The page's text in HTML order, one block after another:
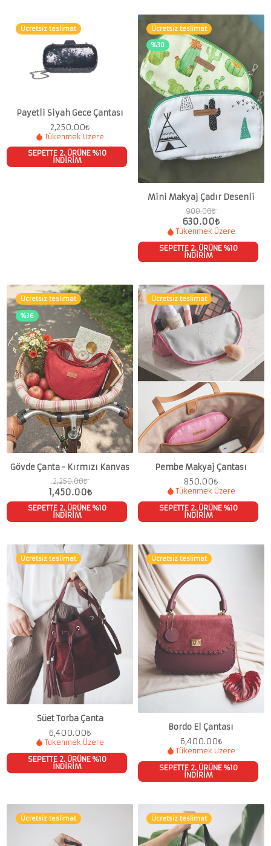
Ücretsiz teslimat
Payetli Siyah Gece Çantası
2,250.00₺
Tükenmek Üzere
SEPETTE 2. ÜRÜNE %10
İNDİRİM
Ücretsiz teslimat
%30
Mini Makyaj Çadır Desenli
900.00₺
630.00₺
Tükenmek Üzere
SEPETTE 2. ÜRÜNE %10
İNDİRİM
Ücretsiz teslimat
%36
Gövde Çanta - Kırmızı Kanvas
2,250.00₺
1,450.00₺
SEPETTE 2. ÜRÜNE %10
İNDİRİM
Ücretsiz teslimat
Pembe Makyaj Çantası
850.00₺
Tükenmek Üzere
SEPETTE 2. ÜRÜNE %10
İNDİRİM
Ücretsiz teslimat
Süet Torba Çanta
6,400.00₺
Tükenmek Üzere
SEPETTE 2. ÜRÜNE %10
İNDİRİM
Ücretsiz teslimat
Bordo El Çantası
6,400.00₺
Tükenmek Üzere
SEPETTE 2. ÜRÜNE %10
İNDİRİM
Ücretsiz teslimat Ücretsiz teslimat